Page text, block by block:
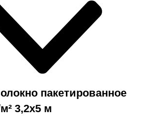
пакетированное
3,2x5 м